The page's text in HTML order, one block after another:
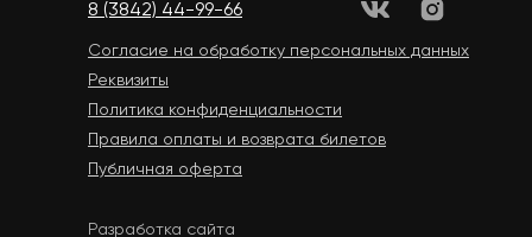
Cогласие на обработку персональных данных
Реквизиты
Публичная оферта
Правила оплаты и возврата билетов
Политика конфиденциальности
8 (3842) 44-99-66
Разработка сайта